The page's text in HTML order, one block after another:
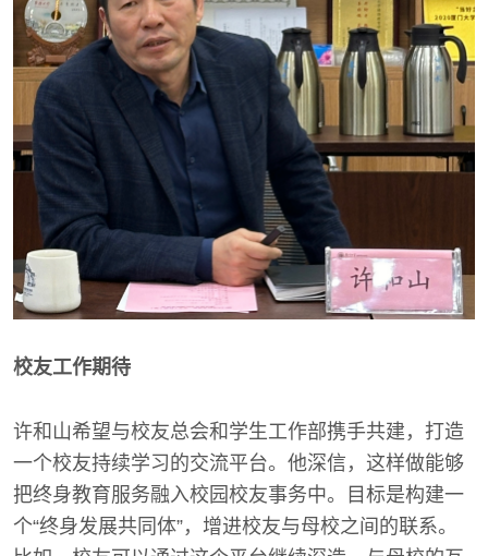
校友工作期待
许和山希望与校友总会和学生工作部携手共建，打造
一个校友持续学习的交流平台。他深信，这样做能够
把终身教育服务融入校园校友事务中。目标是构建一
个“终身发展共同体”，增进校友与母校之间的联系。